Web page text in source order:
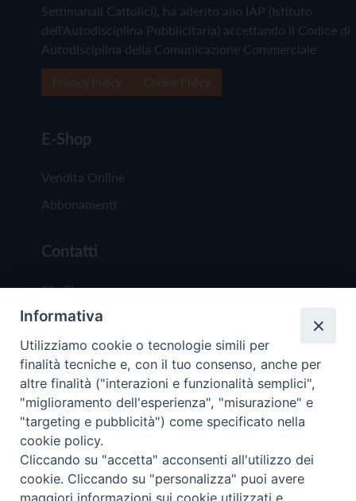
Settimanali Cattolici), ha aderito allo IAP (Istituto
dell'Autodisciplina Pubblicitaria) accettando il Codice di
Autodisciplina della Comunicazione Commerciale
E-Shop
Vendita Online
Abbonamenti
Contatti
Chi Siamo
Redazione
Scrivici
Copyright © 2019 - Tutti i diritti riservati - Vita
Trentina Editrice
Informativa
Utilizziamo cookie o tecnologie simili per
finalità tecniche e, con il tuo consenso, anche per
altre finalità ("interazioni e funzionalità semplici",
"miglioramento dell'esperienza", "misurazione" e
"targeting e pubblicità") come specificato nella
cookie policy.
Cliccando su "accetta" acconsenti all'utilizzo dei
cookie. Cliccando su "personalizza" puoi avere